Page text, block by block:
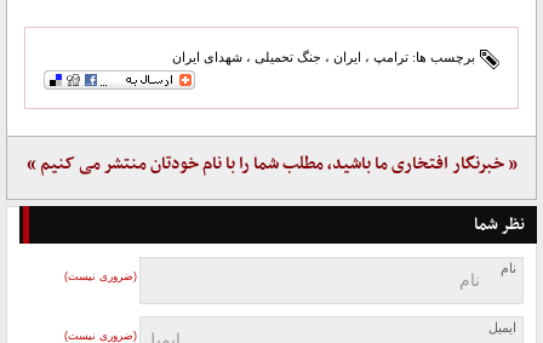
برچسب ها: ترامپ ، ایران ، جنگ تحمیلی ، شهدای ایران
« خبرنگار افتخاری ما باشید، مطلب شما را با نام خودتان منتشر می کنیم »
نظر شما
نام
(ضروری نیست)
ایمیل
(ضروری نیست)